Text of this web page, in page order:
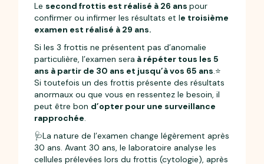
Le second frottis est réalisé à 26 anspour
confirmer ou infirmer les résultats et le troisième
examen est réalisé à 29 ans.
Si les 3 frottis ne présentent pas d’anomalie
particulière, l’examen sera à répéter tous les 5
ans à partir de 30 ans et jusqu’à vos 65 ans.⭐
Si toutefois un des frottis présente des résultats
anormaux ou que vous en ressentez le besoin, il
peut être bon d’opter pour une surveillance
rapprochée.
🩺La nature de l’examen change légèrement après
30 ans. Avant 30 ans, le laboratoire analyse les
cellules prélevées lors du frottis (cytologie), après